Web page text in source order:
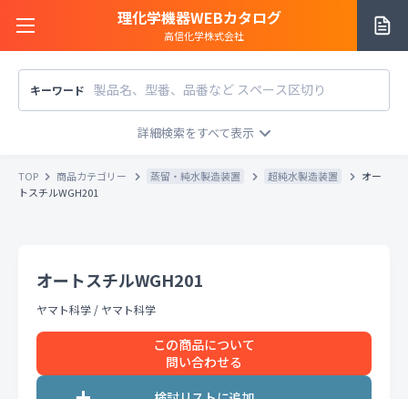
理化学機器WEBカタログ
高信化学株式会社
サイトご利用方法
お知らせ一覧
お問い合わせ
キーワード
メーカー/販売元
税込 税抜
条件をクリア 検索
TOP 商品カテゴリー 蒸留・純水製造装置 超純水製造装置
オー
トスチルWGH201
オートスチルWGH201
ヤマト科学 / ヤマト科学
この商品について
問い合わせる